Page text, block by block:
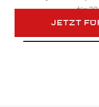
für
JETZT